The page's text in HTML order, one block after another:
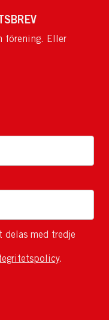
förening. Eller
med tredje
.